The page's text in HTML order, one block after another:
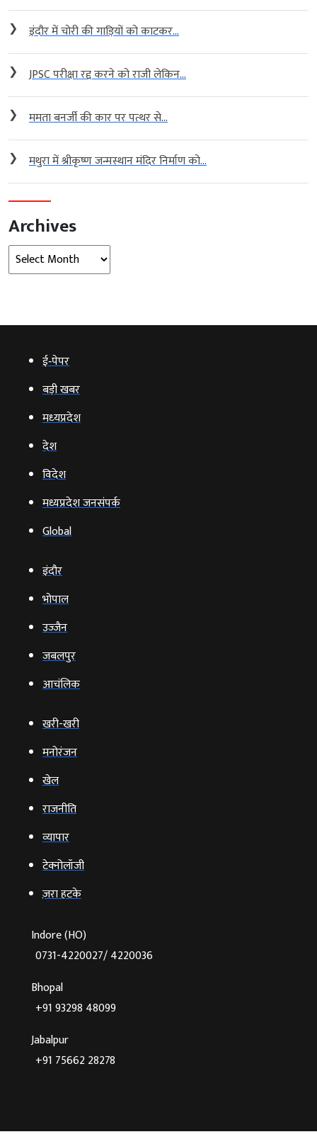
❯ इंदौर में चोरी की गाड़ियों को काटकर...
❯ JPSC परीक्षा रद्द करने को राजी लेकिन...
❯ ममता बनर्जी की कार पर पत्थर से...
❯ मथुरा में श्रीकृष्ण जन्मस्थान मंदिर निर्माण को...
Archives
Archives
ई‑पेपर
बड़ी खबर
मध्‍यप्रदेश
देश
विदेश
मध्यप्रदेश जनसंपर्क
Global
इंदौर
भोपाल
उज्‍जैन
जबलपुर
आचंलिक
खरी-खरी
मनोरंजन
खेल
राजनीति
व्‍यापार
टेक्‍नोलॉजी
ज़रा हटके
Indore (HO)
0731-4220027/ 4220036
Bhopal
+91 93298 48099
Jabalpur
+91 75662 28278